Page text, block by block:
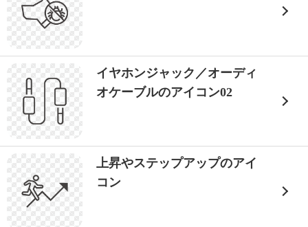
イヤホンジャック／オーディ
オケーブルのアイコン02
上昇やステップアップのアイ
コン